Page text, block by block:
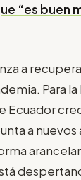
“es buen
a
Para
Ecuador
a